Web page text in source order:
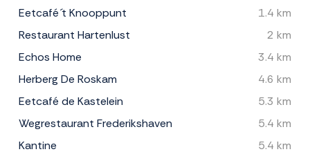
Eetcafé ´t Knooppunt
1.4 km
Restaurant Hartenlust
2 km
Echos Home
3.4 km
Herberg De Roskam
4.6 km
Eetcafé de Kastelein
5.3 km
Wegrestaurant Frederikshaven
5.4 km
Kantine
5.4 km